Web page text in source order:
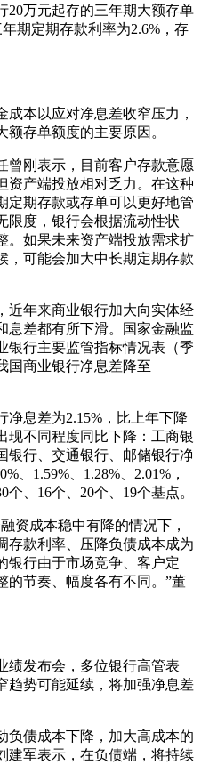
20万元起存的三年期大额存单
期定期存款利率为2.6%，存
本以应对净息差收窄压力，
存单额度的主要原因。
刚表示，目前客户存款意愿
资产端投放相对乏力。在这种
定期存款或存单可以更好地管
限度，银行会根据流动性状
。如果未来资产端投放需求扩
，可能会加大中长期定期存款
年来商业银行加大向实体经
息差都有所下滑。国家金融监
银行主要监管指标情况表（季
国商业银行净息差降至
息差为2.15%，比上年下降
现不同程度同比下降：工商银
银行、交通银行、邮储银行净
、1.59%、1.28%、2.01%，
、16个、20个、19个基点。
成本稳中有降的情况下，
存款利率、压降负债成本成为
银行由于市场竞争、客户定
的节奏、幅度各有不同。”董
发布会，多位银行高管表
趋势可能延续，将加强净息差
债成本下降，加大高成本的
建军表示，在负债端，将持续